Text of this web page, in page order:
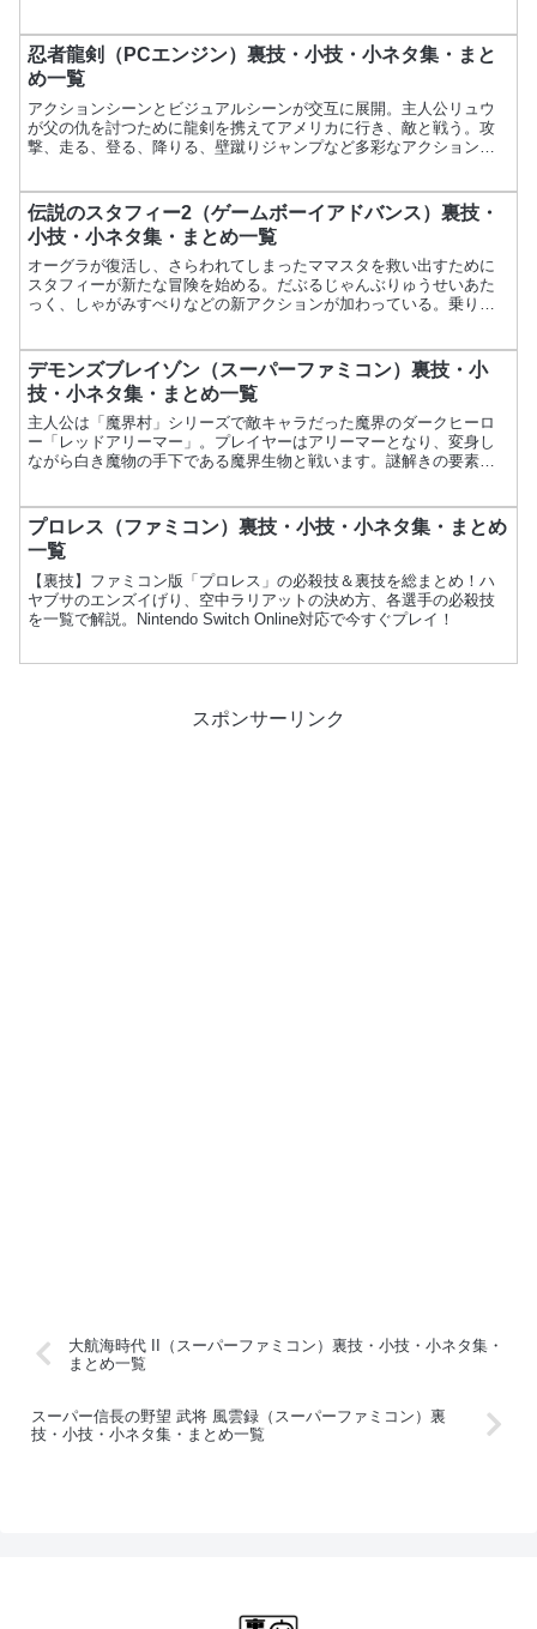
忍者龍剣（PCエンジン）裏技・小技・小ネタ集・まと
め一覧
アクションシーンとビジュアルシーンが交互に展開。主人公リュウ
が父の仇を討つために龍剣を携えてアメリカに行き、敵と戦う。攻
撃、走る、登る、降りる、壁蹴りジャンプなど多彩なアクションが
伝説のスタフィー2（ゲームボーイアドバンス）裏技・
小技・小ネタ集・まとめ一覧
オーグラが復活し、さらわれてしまったママスタを救い出すために
スタフィーが新たな冒険を始める。だぶるじゃんぶりゅうせいあた
っく、しゃがみすべりなどの新アクションが加わっている。乗り物
デモンズブレイゾン（スーパーファミコン）裏技・小
技・小ネタ集・まとめ一覧
主人公は「魔界村」シリーズで敵キャラだった魔界のダークヒーロ
ー「レッドアリーマー」。プレイヤーはアリーマーとなり、変身し
ながら白き魔物の手下である魔界生物と戦います。謎解きの要素も
プロレス（ファミコン）裏技・小技・小ネタ集・まとめ
一覧
【裏技】ファミコン版「プロレス」の必殺技＆裏技を総まとめ！ハ
ヤブサのエンズイげり、空中ラリアットの決め方、各選手の必殺技
を一覧で解説。Nintendo Switch Online対応で今すぐプレイ！
スポンサーリンク
大航海時代 II（スーパーファミコン）裏技・小技・小ネタ集・
まとめ一覧
スーパー信長の野望 武将 風雲録（スーパーファミコン）裏
技・小技・小ネタ集・まとめ一覧